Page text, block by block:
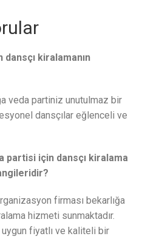
kiralamanın
veda partiniz unutulmaz bir
dansçılar eğlenceli ve
partisi için dansçı kiralama
firması bekarlığa
hizmeti sunmaktadır.
uygun fiyatlı ve kaliteli bir